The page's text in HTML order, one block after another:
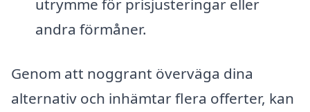
utrymme för prisjusteringar eller
andra förmåner.
Genom att noggrant överväga dina
alternativ och inhämtar flera offerter, kan